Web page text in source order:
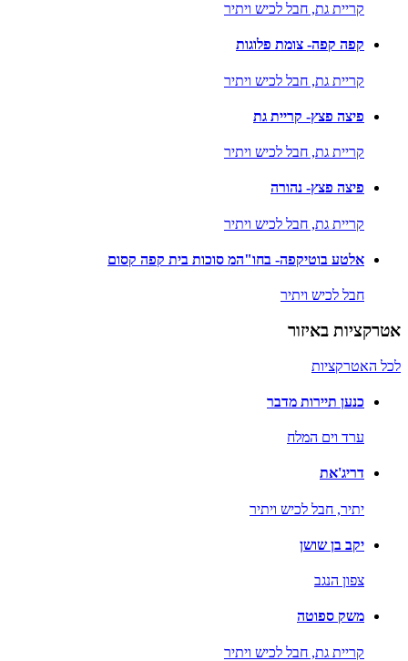
קריית גת, חבל לכיש ויתיר
קפה קפה- צומת פלוגות
קריית גת, חבל לכיש ויתיר
פיצה פצץ- קריית גת
קריית גת, חבל לכיש ויתיר
פיצה פצץ- נהורה
קריית גת, חבל לכיש ויתיר
אלטע בוטיקפה- בחו"המ סוכות בית קפה קסום
חבל לכיש ויתיר
אטרקציות באיזור
לכל האטרקציות
כנען תיירות מדבר
ערד וים המלח
דריג'את
יתיר, חבל לכיש ויתיר
יקב בן שושן
צפון הנגב
משק ספוטה
קריית גת, חבל לכיש ויתיר